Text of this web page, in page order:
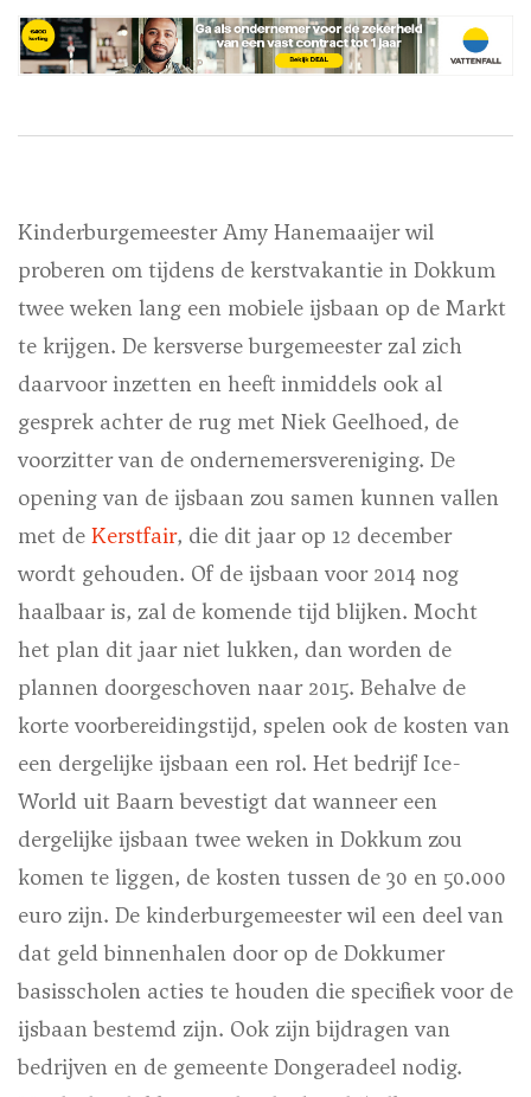
Kinderburgemeester Amy Hanemaaijer wil
proberen om tijdens de kerstvakantie in Dokkum
twee weken lang een mobiele ijsbaan op de Markt
te krijgen. De kersverse burgemeester zal zich
daarvoor inzetten en heeft inmiddels ook al
gesprek achter de rug met Niek Geelhoed, de
voorzitter van de ondernemersvereniging. De
opening van de ijsbaan zou samen kunnen vallen
met de Kerstfair, die dit jaar op 12 december
wordt gehouden. Of de ijsbaan voor 2014 nog
haalbaar is, zal de komende tijd blijken. Mocht
het plan dit jaar niet lukken, dan worden de
plannen doorgeschoven naar 2015. Behalve de
korte voorbereidingstijd, spelen ook de kosten van
een dergelijke ijsbaan een rol. Het bedrijf Ice-
World uit Baarn bevestigt dat wanneer een
dergelijke ijsbaan twee weken in Dokkum zou
komen te liggen, de kosten tussen de 30 en 50.000
euro zijn. De kinderburgemeester wil een deel van
dat geld binnenhalen door op de Dokkumer
basisscholen acties te houden die specifiek voor de
ijsbaan bestemd zijn. Ook zijn bijdragen van
bedrijven en de gemeente Dongeradeel nodig.